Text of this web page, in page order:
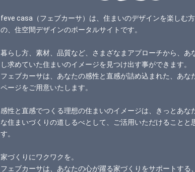
feve casa（フェブカーサ）は、住まいのデザインを楽しむ
の、住空間デザインのポータルサイトです。
暮らし方、素材、品質など、さまざなまアプローチから、あ
し求めていた住まいのイメージを見つけ出す事ができます。
フェブカーサは、あなたの感性と直感が詰め込まれた、あな
ページをご用意いたします。
感性と直感でつくる理想の住まいのイメージは、きっとあな
な住まいづくりの道しるべとして、ご活用いただけることと
す。
家づくりにワクワクを。
フェブカーサは、あなたの心が躍る家づくりをサポートする